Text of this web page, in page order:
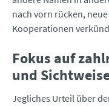
nach vorn rücken,
Kooperationen
Fokus auf
und
Jegliches Urteil über